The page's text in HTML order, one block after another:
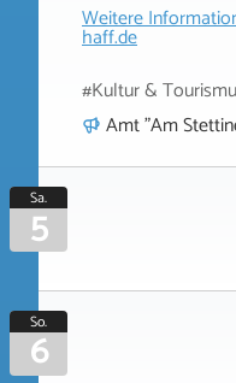
Weitere
haff.de
#Kultur &
Amt "Am
Sa.
5
So.
6